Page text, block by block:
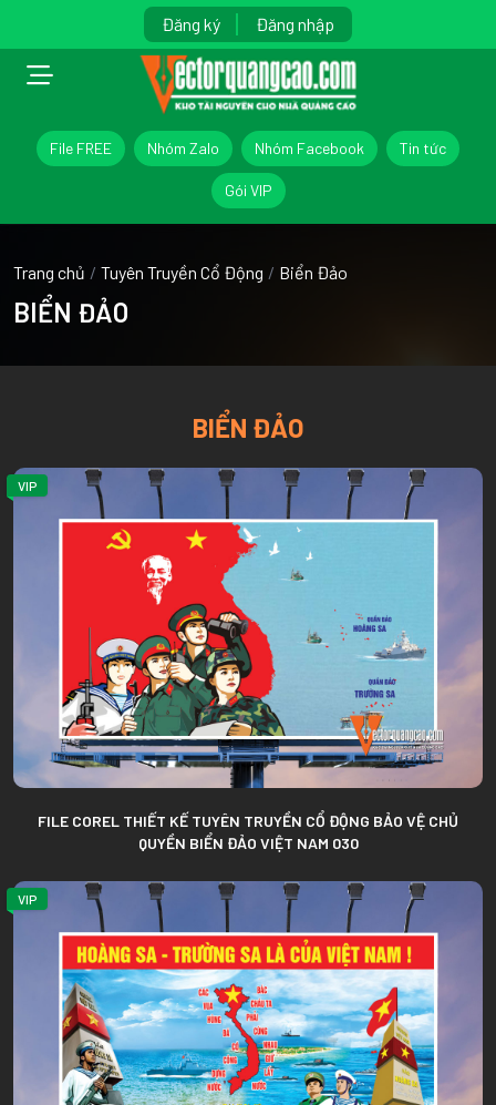
Đăng ký Đăng nhập
File FREE Nhóm Zalo Nhóm Facebook Tin tức
Gói VIP
Trang chủ / Tuyên Truyền Cổ Động / Biển Đảo
BIỂN ĐẢO
BIỂN ĐẢO
VIP
FILE COREL THIẾT KẾ TUYÊN TRUYỀN CỔ ĐỘNG BẢO VỆ CHỦ
QUYỀN BIỂN ĐẢO VIỆT NAM 030
VIP